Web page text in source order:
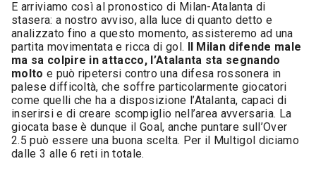
E arriviamo così al pronostico di Milan-Atalanta di
stasera: a nostro avviso, alla luce di quanto detto e
analizzato fino a questo momento, assisteremo ad una
partita movimentata e ricca di gol. Il Milan difende male
ma sa colpire in attacco, l’Atalanta sta segnando
molto e può ripetersi contro una difesa rossonera in
palese difficoltà, che soffre particolarmente giocatori
come quelli che ha a disposizione l’Atalanta, capaci di
inserirsi e di creare scompiglio nell’area avversaria. La
giocata base è dunque il Goal, anche puntare sull’Over
2.5 può essere una buona scelta. Per il Multigol diciamo
dalle 3 alle 6 reti in totale.